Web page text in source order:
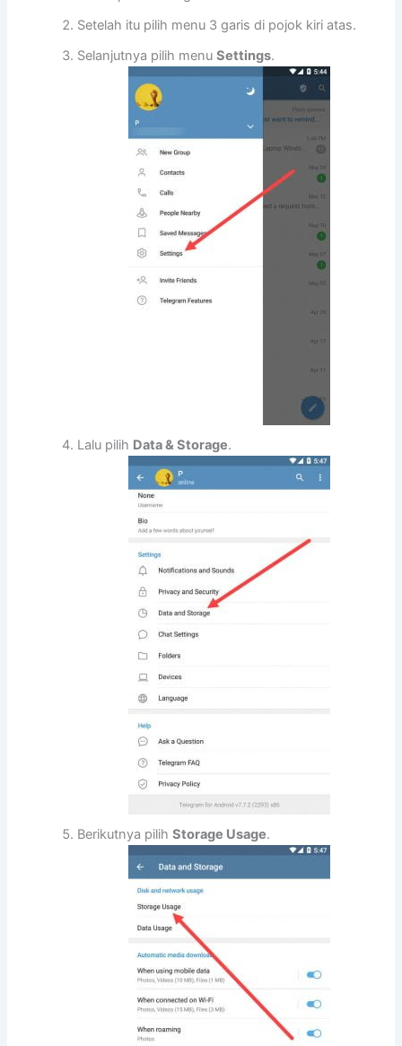
Setelah itu pilih menu 3 garis di pojok kiri atas.
Selanjutnya pilih menuSettings.
Lalu pilih Data & Storage.
Berikutnya pilihStorage Usage.